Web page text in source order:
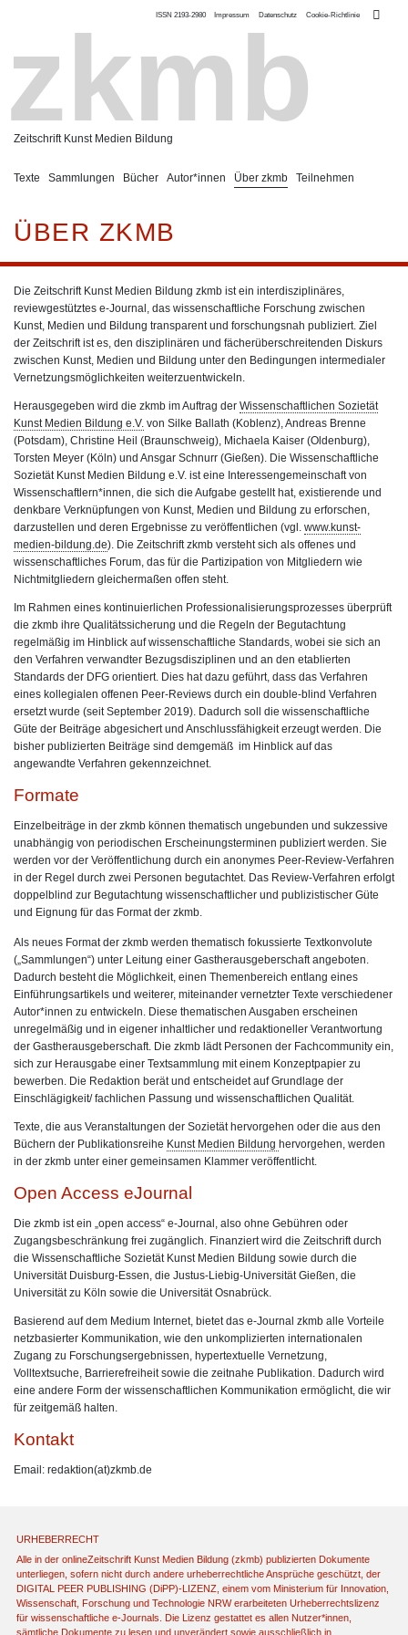
zkmb
Zeitschrift Kunst Medien Bildung
ISSN 2193-2980 Impressum Datenschutz Cookie-Richtlinie
Texte Sammlungen Bücher Autor*innen Über zkmb Teilnehmen
ÜBER ZKMB
Die Zeitschrift Kunst Medien Bildung zkmb ist ein interdisziplinäres,
reviewgestütztes e-Journal, das wissenschaftliche Forschung zwischen
Kunst, Medien und Bildung transparent und forschungsnah publiziert. Ziel
der Zeitschrift ist es, den disziplinären und fächerüberschreitenden Diskurs
zwischen Kunst, Medien und Bildung unter den Bedingungen intermedialer
Vernetzungsmöglichkeiten weiterzuentwickeln.
Herausgegeben wird die zkmb im Auftrag der Wissenschaftlichen Sozietät
Kunst Medien Bildung e.V. von Silke Ballath (Koblenz), Andreas Brenne
(Potsdam), Christine Heil (Braunschweig), Michaela Kaiser (Oldenburg),
Torsten Meyer (Köln) und Ansgar Schnurr (Gießen). Die Wissenschaftliche
Sozietät Kunst Medien Bildung e.V. ist eine Interessengemeinschaft von
Wissenschaftlern*innen, die sich die Aufgabe gestellt hat, existierende und
denkbare Verknüpfungen von Kunst, Medien und Bildung zu erforschen,
darzustellen und deren Ergebnisse zu veröffentlichen (vgl. www.kunst-
medien-bildung.de). Die Zeitschrift zkmb versteht sich als offenes und
wissenschaftliches Forum, das für die Partizipation von Mitgliedern wie
Nichtmitgliedern gleichermaßen offen steht.
Im Rahmen eines kontinuierlichen Professionalisierungsprozesses überprüft
die zkmb ihre Qualitätssicherung und die Regeln der Begutachtung
regelmäßig im Hinblick auf wissenschaftliche Standards, wobei sie sich an
den Verfahren verwandter Bezugsdisziplinen und an den etablierten
Standards der DFG orientiert. Dies hat dazu geführt, dass das Verfahren
eines kollegialen offenen Peer-Reviews durch ein double-blind Verfahren
ersetzt wurde (seit September 2019). Dadurch soll die wissenschaftliche
Güte der Beiträge abgesichert und Anschlussfähigkeit erzeugt werden. Die
bisher publizierten Beiträge sind demgemäß im Hinblick auf das
angewandte Verfahren gekennzeichnet.
Formate
Einzelbeiträge in der zkmb können thematisch ungebunden und sukzessive
unabhängig von periodischen Erscheinungsterminen publiziert werden. Sie
werden vor der Veröffentlichung durch ein anonymes Peer-Review-Verfahren
in der Regel durch zwei Personen begutachtet. Das Review-Verfahren erfolgt
doppelblind zur Begutachtung wissenschaftlicher und publizistischer Güte
und Eignung für das Format der zkmb.
best
swiss
made
fake
breitling
for
cheap.
online
shopping
from
a
great
selection
at
replica
de
relojes.
Als neues Format der zkmb werden thematisch fokussierte Textkonvolute
(„Sammlungen“) unter Leitung einer Gastherausgeberschaft angeboten.
Dadurch besteht die Möglichkeit, einen Themenbereich entlang eines
Einführungsartikels und weiterer, miteinander vernetzter Texte verschiedener
Autor*innen zu entwickeln. Diese thematischen Ausgaben erscheinen
unregelmäßig und in eigener inhaltlicher und redaktioneller Verantwortung
der Gastherausgeberschaft. Die zkmb lädt Personen der Fachcommunity ein,
sich zur Herausgabe einer Textsammlung mit einem Konzeptpapier zu
bewerben. Die Redaktion berät und entscheidet auf Grundlage der
Einschlägigkeit/ fachlichen Passung und wissenschaftlichen Qualität.
Texte, die aus Veranstaltungen der Sozietät hervorgehen oder die aus den
Büchern der Publikationsreihe Kunst Medien Bildung hervorgehen, werden
in der zkmb unter einer gemeinsamen Klammer veröffentlicht.
Open Access eJournal
Die zkmb ist ein „open access“ e-Journal, also ohne Gebühren oder
Zugangsbeschränkung frei zugänglich. Finanziert wird die Zeitschrift durch
die Wissenschaftliche Sozietät Kunst Medien Bildung sowie durch die
Universität Duisburg-Essen, die Justus-Liebig-Universität Gießen, die
Universität zu Köln sowie die Universität Osnabrück.
Basierend auf dem Medium Internet, bietet das e-Journal zkmb alle Vorteile
netzbasierter Kommunikation, wie den unkomplizierten internationalen
Zugang zu Forschungsergebnissen, hypertextuelle Vernetzung,
Volltextsuche, Barrierefreiheit sowie die zeitnahe Publikation. Dadurch wird
eine andere Form der wissenschaftlichen Kommunikation ermöglicht, die wir
für zeitgemäß halten.
Kontakt
Email: redaktion(at)zkmb.de
URHEBERRECHT
Alle in der onlineZeitschrift Kunst Medien Bildung (zkmb) publizierten Dokumente
unterliegen, sofern nicht durch andere urheberrechtliche Ansprüche geschützt, der
DIGITAL PEER PUBLISHING (DiPP)-LIZENZ, einem vom Ministerium für Innovation,
Wissenschaft, Forschung und Technologie NRW erarbeiteten Urheberrechtslizenz
für wissenschaftliche e-Journals. Die Lizenz gestattet es allen Nutzer*innen,
sämtliche Dokumente zu lesen und unverändert sowie ausschließlich in